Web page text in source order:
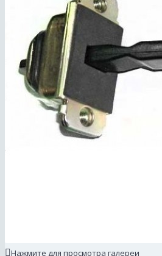
Нажмите для просмотра галереи